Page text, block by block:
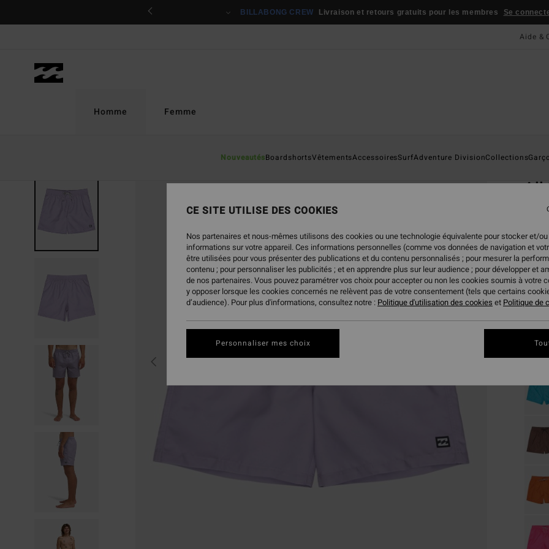
BILLABONG CREW Livraison et retours gratuits pour les membres Se
Aide &
Homme
NouveautésBoardshortsVêtementsAccessoiresSurfAdventure DivisionCollections
Femme
All
ECO-
CE SITE UTILISE DES COOKIES
Nos partenaires et nous-mêmes utilisons des cookies ou une technologie équivalente pour stocker et/
informations sur votre appareil. Ces informations personnelles (comme vos données de navigation et
être utilisées pour vous présenter des publications et du contenu personnalisés ; pour mesurer la
contenu ; pour personnaliser les publicités ; et en apprendre plus sur leur audience ; pour développer et
de nos partenaires. Vous pouvez paramétrer vos choix pour accepter ou non les cookies soumis à votre
y opposer lorsque les cookies concernés ne relèvent pas de votre consentement (tels que certains
d’audience). Pour plus d'informations, consultez notre : Politique d'utilisation des cookies et Politique de
Personnaliser mes choix